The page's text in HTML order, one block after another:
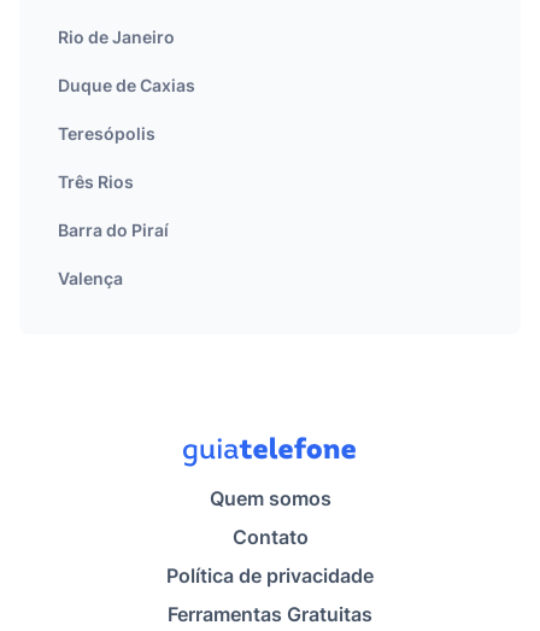
Rio de Janeiro
Duque de Caxias
Teresópolis
Três Rios
Barra do Piraí
Valença
Quem somos
Contato
Política de privacidade
Ferramentas Gratuitas